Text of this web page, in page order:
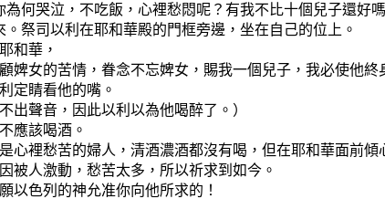
何哭泣，不吃飯，心裡愁悶呢？有我不比十個兒子還好嗎
祭司以利在耶和華殿的門框旁邊，坐在自己的位上。
和華，
婢女的苦情，眷念不忘婢女，賜我一個兒子，我必使他終
定睛看他的嘴。
出聲音，因此以利以為他喝醉了。）
應該喝酒。
心裡愁苦的婦人，清酒濃酒都沒有喝，但在耶和華面前傾
被人激動，愁苦太多，所以祈求到如今。
以色列的神允准你向他所求的！